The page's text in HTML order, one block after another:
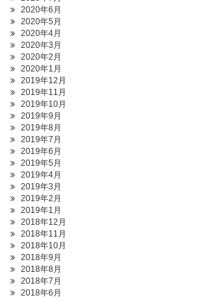
2020年6月
2020年5月
2020年4月
2020年3月
2020年2月
2020年1月
2019年12月
2019年11月
2019年10月
2019年9月
2019年8月
2019年7月
2019年6月
2019年5月
2019年4月
2019年3月
2019年2月
2019年1月
2018年12月
2018年11月
2018年10月
2018年9月
2018年8月
2018年7月
2018年6月